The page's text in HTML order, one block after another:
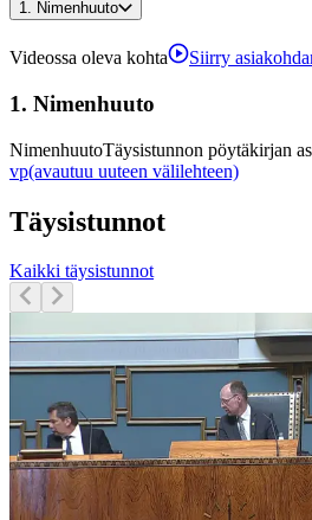
1. Nimenhuuto
Videossa oleva kohta Siirry
1. Nimenhuuto
NimenhuutoTäysistunnon pöytäkirjan
vp(avautuu uuteen välilehteen)
Täysistunnot
Kaikki täysistunnot